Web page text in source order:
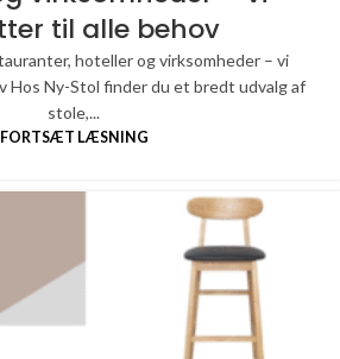
til alle behov
hoteller og virksomheder – vi
Hos Ny-Stol finder du et bredt udvalg af
stole,...
FORTSÆT LÆSNING